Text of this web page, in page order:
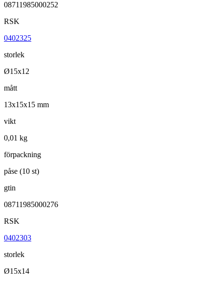
08711985000252
RSK
0402325
storlek
Ø15x12
mått
13x15x15 mm
vikt
0,01 kg
förpackning
påse (10 st)
gtin
08711985000276
RSK
0402303
storlek
Ø15x14